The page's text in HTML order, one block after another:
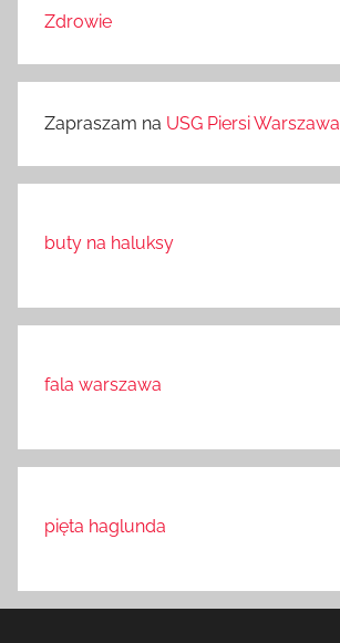
Zdrowie
Zapraszam na USG Piersi Warszawa
buty na haluksy
fala warszawa
pięta haglunda